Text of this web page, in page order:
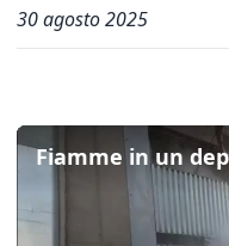
30 agosto 2025